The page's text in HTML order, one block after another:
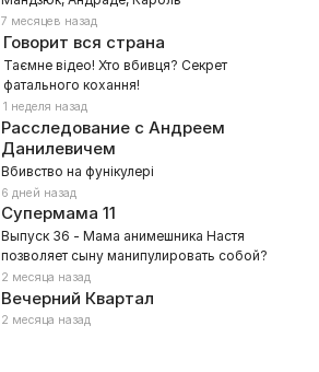
7 месяцев назад
Говорит вся страна
Таємне відео! Хто вбивця? Секрет
фатального кохання!
1 неделя назад
Расследование с Андреем
Данилевичем
Вбивство на фунікулері
6 дней назад
Супермама 11
Выпуск 36 - Мама анимешника Настя
позволяет сыну манипулировать собой?
2 месяца назад
Вечерний Квартал
2 месяца назад